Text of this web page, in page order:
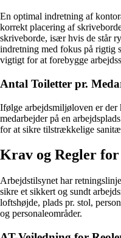
En optimal indretning af
korrekt placering af
skriveborde, især hvis de står
indretning med fokus på rigtig
vigtigt for at forebygge
Antal Toiletter pr.
Ifølge arbejdsmiljøloven er der
medarbejder på en
for at sikre tilstrækkelige
Krav og Regler
Arbejdstilsynet har
sikre et sikkert og sundt
loftshøjde, plads pr. stol,
og personaleområder.